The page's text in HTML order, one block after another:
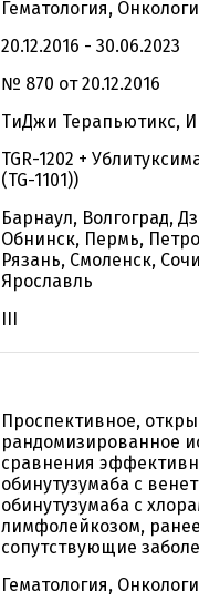
Гематология,
20.12.2016 - 30.06.2023
№ 870 от 20.12.2016
ТиДжи Терапьютикс,
TGR-1202 +
(TG-1101))
Барнаул, Волгоград,
Обнинск, Пермь,
Рязань, Смоленск,
Ярославль
III
Проспективное,
рандомизированное
сравнения
обинутузумаба с
обинутузумаба с
лимфолейкозом,
сопутствующие
Гематология,